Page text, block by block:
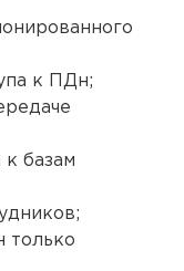
к ПДн;
базам
только